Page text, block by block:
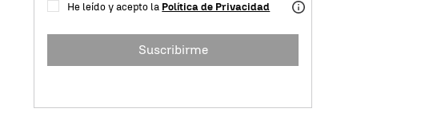
He leído y acepto la Política de Privacidad
Suscribirme